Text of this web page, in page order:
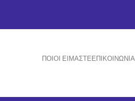
ΠΟΙΟΙ ΕΊΜΑΣΤΕΕΠΙΚΟΙΝΩΝΊΑ